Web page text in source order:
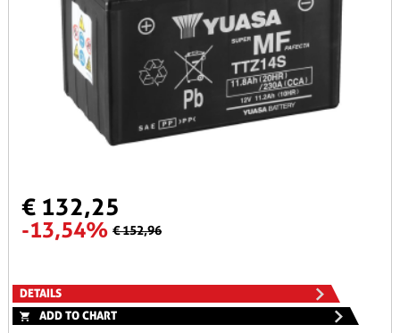
€ 132,25
-13,54% € 152,96
DETAILS
ADD TO CHART